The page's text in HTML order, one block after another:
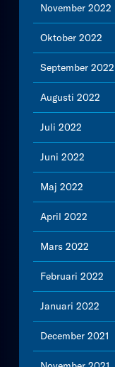
November 2022
Oktober 2022
September 2022
Augusti 2022
Juli 2022
Juni 2022
Maj 2022
April 2022
Mars 2022
Februari 2022
Januari 2022
December 2021